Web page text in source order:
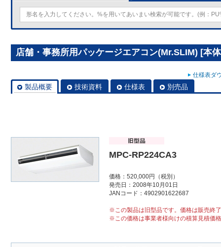
店舗・事務所用パッケージエアコン(Mr.SLIM) [本
仕様表ダ
製品概要 技術資料 仕様表 別売品
MPC-RP224CA3
価格：520,000円（税別）
発売日：2008年10月01日
JANコード：4902901622687
※この製品は旧型品です。価格は販売終
※この価格は事業者様向けの積算見積価